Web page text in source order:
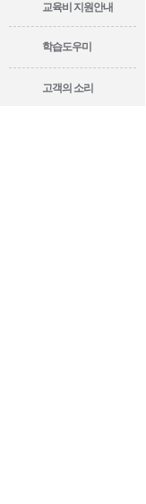
교육비 지원안내
학습도우미
고객의 소리